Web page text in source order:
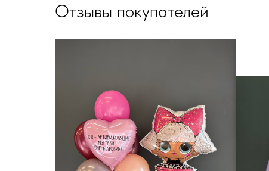
Отзывы покупателей